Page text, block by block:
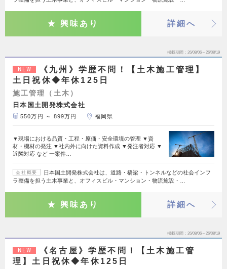
興味あり 詳細へ
掲載期間 26/08/06～26/08/19
NEW
《九州》学歴不問！【土木施工管理】
土日祝休◆年休125日
施工管理（土木）
日本国土開発株式会社
550万円 ～ 899万円 福岡県
▼現場における品質・工程・原価・安全環境の管理 ▼資
材・機材の発注 ▼社内外に向けた資料作成 ▼発注者対応 ▼
近隣対応 など 一案件…
会社概要
日本国土開発株式会社は、道路・橋梁・トンネルなどの社会インフ
ラ整備を担う土木事業と、オフィスビル・マンション・物流施設・…
興味あり 詳細へ
掲載期間 26/08/06～26/08/19
NEW
《名古屋》学歴不問！【土木施工管
理】土日祝休◆年休125日